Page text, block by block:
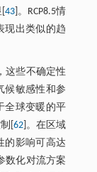
43]。RCP8.5情
现出类似的趋
这些不确定性
候敏感性和参
全球变暖的平
[ 62]。在区域
的影响可高达
数化对流方案